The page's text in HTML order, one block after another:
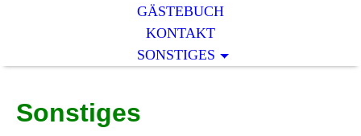
GÄSTEBUCH
KONTAKT
SONSTIGES
Sonstiges